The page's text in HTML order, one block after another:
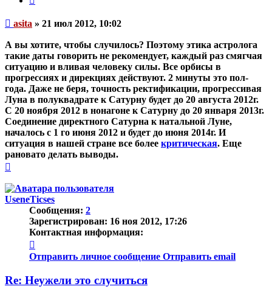
Непрочитанное
asita » 21 июл 2012, 10:02
А вы хотите, чтобы случилось? Поэтому этика астролога
такие даты говорить не рекомендует, каждый раз смягчая
ситуацию и вливая человеку силы. Все орбисы в
прогрессиях и дирекциях действуют. 2 минуты это пол-
года. Даже не беря, точность ректификации, прогрессивая
Луна в полуквадрате к Сатурну будет до 20 августа 2012г.
С 20 ноября 2012 в нонагоне к Сатурну до 20 января 2013г.
Соединение директного Сатурна к натальной Луне,
началось с 1 го июня 2012 и будет до июня 2014г. И
ситуация в нашей стране все более критическая. Еще
рановато делать выводы.
началу
UseneTicses
Сообщения: 2
Зарегистрирован: 16 ноя 2012, 17:26
Контактная информация:
информация
пользователя
Отправить личное сообщение Отправить email
Re: Неужели это случиться